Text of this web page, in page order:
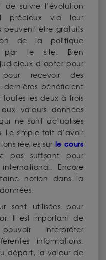
suivre l’évolution
via leur
peuvent être gratuits
de la politique
par le site. Bien
d’opter pour
recevoir des
dernières bénéficient
les deux à trois
valeurs données
ne sont actualisés
Le simple fait d’avoir
réelles sur le cours
pas suffisant pour
Encore
notion dans la
sont utilisées pour
Il est important de
interpréter
informations.
départ, la valeur de